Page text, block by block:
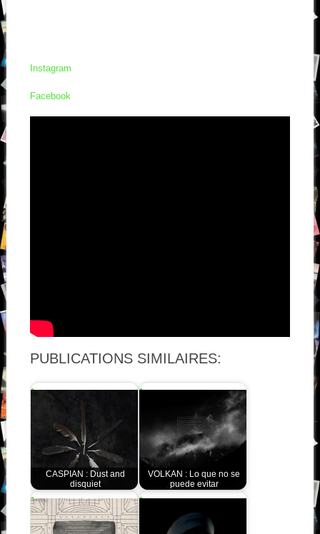
Instagram
Facebook
PUBLICATIONS SIMILAIRES:
CASPIAN : Dust and
disquiet
VOLKAN : Lo que no se
puede evitar